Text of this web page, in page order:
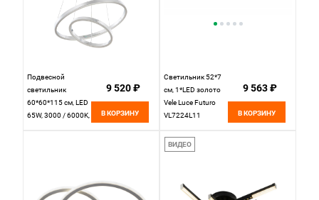
Подвесной
светильник
60*60*115 см, LED
65W, 3000 / 6000K,
9 520 ₽
В КОРЗИНУ
Светильник 52*7
см, 1*LED золото
Vele Luce Futuro
VL7224L11
9 563 ₽
В КОРЗИНУ
ВИДЕО